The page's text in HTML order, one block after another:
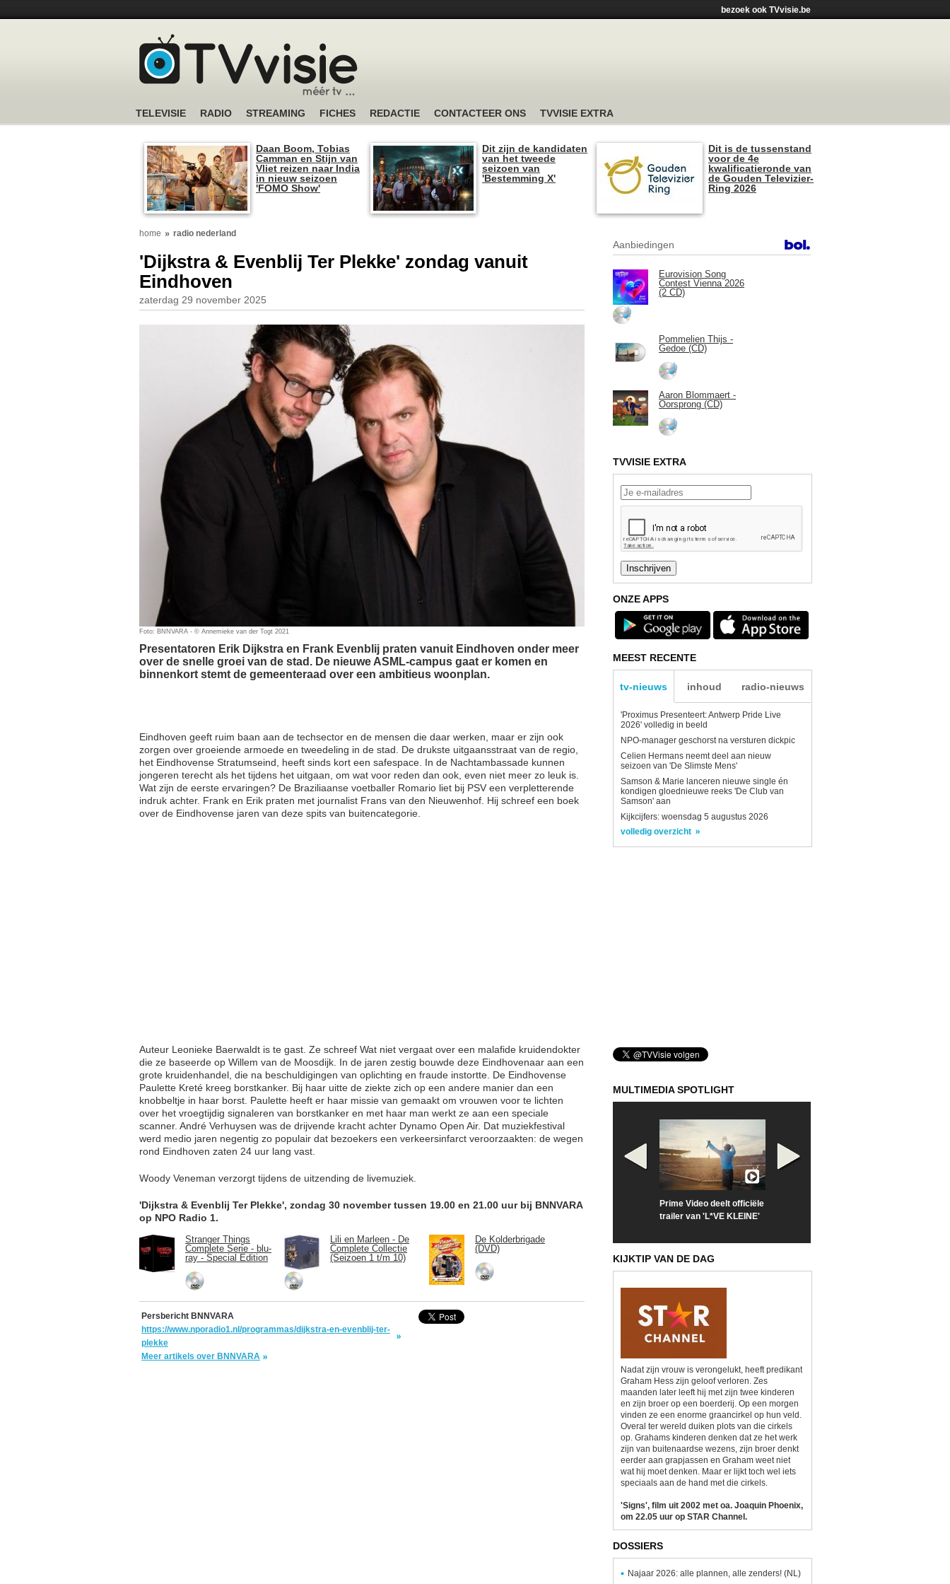
bezoek ook TVvisie.be
TELEVISIE RADIO STREAMING FICHES REDACTIE CONTACTEER ONS TVVISIE EXTRA
Daan Boom, Tobias
Camman en Stijn van
Vliet reizen naar India
in nieuw seizoen
'FOMO Show'
Dit zijn de kandidaten
van het tweede
seizoen van
'Bestemming X'
Dit is de tussenstand
voor de 4e
kwalificatieronde van
de Gouden Televizier-
Ring 2026
home radio nederland
'Dijkstra & Evenblij Ter Plekke' zondag vanuit
Eindhoven
zaterdag 29 november 2025
Foto: BNNVARA - © Annemieke van der Togt 2021
Presentatoren Erik Dijkstra en Frank Evenblij praten vanuit Eindhoven onder meer
over de snelle groei van de stad. De nieuwe ASML-campus gaat er komen en
binnenkort stemt de gemeenteraad over een ambitieus woonplan.
Eindhoven geeft ruim baan aan de techsector en de mensen die daar werken, maar er zijn ook
zorgen over groeiende armoede en tweedeling in de stad. De drukste uitgaansstraat van de regio,
het Eindhovense Stratumseind, heeft sinds kort een safespace. In de Nachtambassade kunnen
jongeren terecht als het tijdens het uitgaan, om wat voor reden dan ook, even niet meer zo leuk is.
Wat zijn de eerste ervaringen? De Braziliaanse voetballer Romario liet bij PSV een verpletterende
indruk achter. Frank en Erik praten met journalist Frans van den Nieuwenhof. Hij schreef een boek
over de Eindhovense jaren van deze spits van buitencategorie.
Auteur Leonieke Baerwaldt is te gast. Ze schreef Wat niet vergaat over een malafide kruidendokter
die ze baseerde op Willem van de Moosdijk. In de jaren zestig bouwde deze Eindhovenaar aan een
grote kruidenhandel, die na beschuldigingen van oplichting en fraude instortte. De Eindhovense
Paulette Kreté kreeg borstkanker. Bij haar uitte de ziekte zich op een andere manier dan een
knobbeltje in haar borst. Paulette heeft er haar missie van gemaakt om vrouwen voor te lichten
over het vroegtijdig signaleren van borstkanker en met haar man werkt ze aan een speciale
scanner. André Verhuysen was de drijvende kracht achter Dynamo Open Air. Dat muziekfestival
werd medio jaren negentig zo populair dat bezoekers een verkeersinfarct veroorzaakten: de wegen
rond Eindhoven zaten 24 uur lang vast.
Woody Veneman verzorgt tijdens de uitzending de livemuziek.
'Dijkstra & Evenblij Ter Plekke', zondag 30 november tussen 19.00 en 21.00 uur bij BNNVARA
op NPO Radio 1.
Stranger Things
Complete Serie - blu-
ray - Special Edition
Lili en Marleen - De
Complete Collectie
(Seizoen 1 t/m 10)
De Kolderbrigade
(DVD)
Persbericht BNNVARA
https://www.nporadio1.nl/programmas/dijkstra-en-evenblij-ter-
plekke
Meer artikels over BNNVARA
Aanbiedingen
Eurovision Song
Contest Vienna 2026
(2 CD)
Pommelien Thijs -
Gedoe (CD)
Aaron Blommaert -
Oorsprong (CD)
TVVISIE EXTRA
ONZE APPS
MEEST RECENTE
tv-nieuws inhoud radio-nieuws
'Proximus Presenteert: Antwerp Pride Live
2026' volledig in beeld
NPO-manager geschorst na versturen dickpic
Celien Hermans neemt deel aan nieuw
seizoen van 'De Slimste Mens'
Samson & Marie lanceren nieuwe single én
kondigen gloednieuwe reeks 'De Club van
Samson' aan
Kijkcijfers: woensdag 5 augustus 2026
volledig overzicht
MULTIMEDIA SPOTLIGHT
Prime Video deelt officiële
trailer van 'L*VE KLEINE'
KIJKTIP VAN DE DAG
Nadat zijn vrouw is verongelukt, heeft predikant
Graham Hess zijn geloof verloren. Zes
maanden later leeft hij met zijn twee kinderen
en zijn broer op een boerderij. Op een morgen
vinden ze een enorme graancirkel op hun veld.
Overal ter wereld duiken plots van die cirkels
op. Grahams kinderen denken dat ze het werk
zijn van buitenaardse wezens, zijn broer denkt
eerder aan grapjassen en Graham weet niet
wat hij moet denken. Maar er lijkt toch wel iets
speciaals aan de hand met die cirkels.
'Signs', film uit 2002 met oa. Joaquin Phoenix,
om 22.05 uur op STAR Channel.
DOSSIERS
Najaar 2026: alle plannen, alle zenders! (NL)